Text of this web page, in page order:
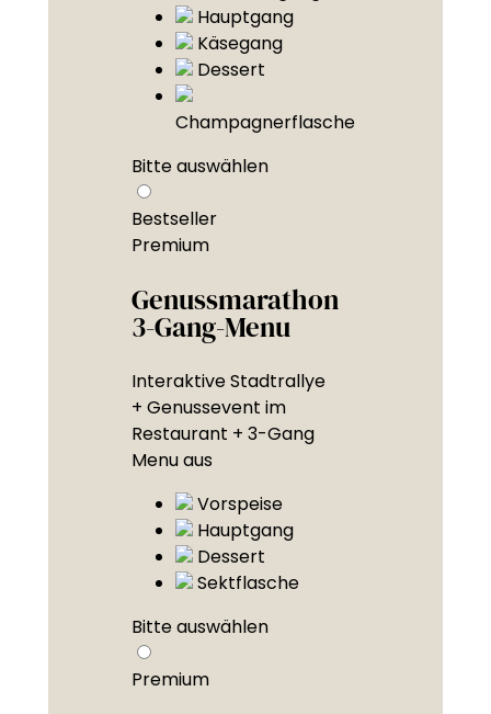
Hauptgang
Käsegang
Dessert
Champagnerflasche
Bitte auswählen
Bestseller
Premium
Genussmarathon
3-Gang-Menu
Interaktive Stadtrallye
+ Genussevent im
Restaurant + 3-Gang
Menu aus
Vorspeise
Hauptgang
Dessert
Sektflasche
Bitte auswählen
Premium